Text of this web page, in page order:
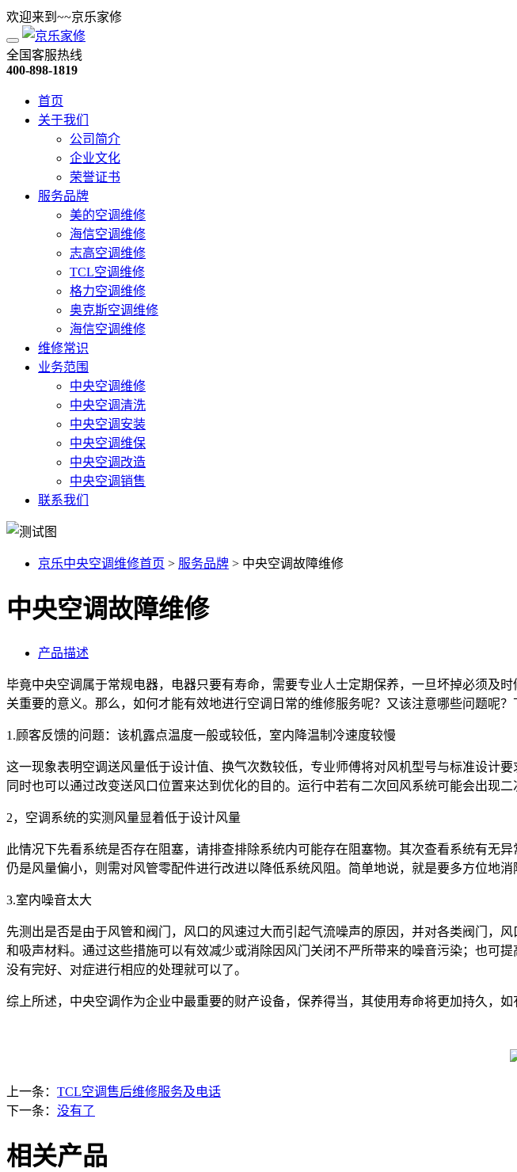
欢迎来到~~京乐家修
全国客服热线
400-898-1819
首页
关于我们
公司简介
企业文化
荣誉证书
服务品牌
美的空调维修
海信空调维修
志高空调维修
TCL空调维修
格力空调维修
奥克斯空调维修
海信空调维修
维修常识
业务范围
中央空调维修
中央空调清洗
中央空调安装
中央空调维保
中央空调改造
中央空调销售
联系我们
京乐中央空调维修首页 > 服务品牌 > 中央空调故障维修
中央空调故障维修
产品描述
毕竟中央空调属于常规电器，电器只要有寿命，需要专业人士定期保养，一旦坏掉必须及
关重要的意义。那么，如何才能有效地进行空调日常的维修服务呢？又该注意哪些问题呢
1.顾客反馈的问题：该机露点温度一般或较低，室内降温制冷速度较慢
这一现象表明空调送风量低于设计值、换气次数较低，专业师傅将对风机型号与标准设计
同时也可以通过改变送风口位置来达到优化的目的。运行中若有二次回风系统可能会出现
2，空调系统的实测风量显着低于设计风量
此情况下先看系统是否存在阻塞，请排查排除系统内可能存在阻塞物。其次查看系统有无
仍是风量偏小，则需对风管零配件进行改进以降低系统风阻。简单地说，就是要多方位地消
3.室内噪音太大
先测出是否是由于风管和阀门，风口的风速过大而引起气流噪声的原因，并对各类阀门，
和吸声材料。通过这些措施可以有效减少或消除因风门关闭不严所带来的噪音污染；也可
没有完好、对症进行相应的处理就可以了。
综上所述，中央空调作为企业中最重要的财产设备，保养得当，其使用寿命将更加持久，如
上一条： TCL空调售后维修服务及电话
下一条： 没有了
相关产品